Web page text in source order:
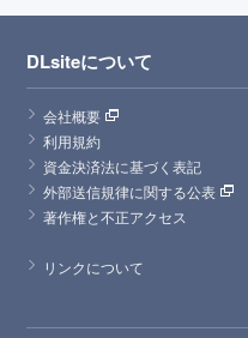
DLsiteについて
会社概要
利用規約
資金決済法に基づく表記
外部送信規律に関する公表
著作権と不正アクセス
リンクについて